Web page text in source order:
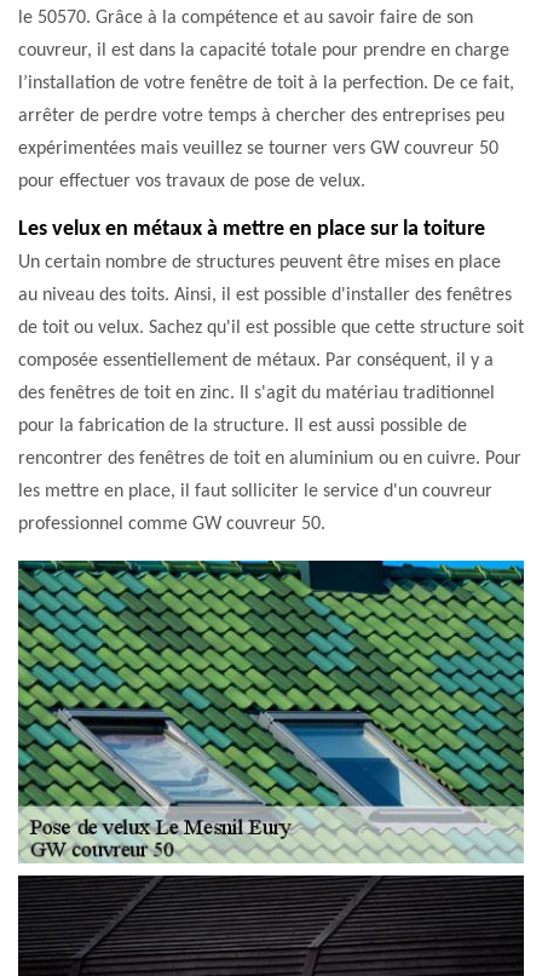
le 50570. Grâce à la compétence et au savoir faire de son
couvreur, il est dans la capacité totale pour prendre en charge
l’installation de votre fenêtre de toit à la perfection. De ce fait,
arrêter de perdre votre temps à chercher des entreprises peu
expérimentées mais veuillez se tourner vers GW couvreur 50
pour effectuer vos travaux de pose de velux.
Les velux en métaux à mettre en place sur la toiture
Un certain nombre de structures peuvent être mises en place
au niveau des toits. Ainsi, il est possible d'installer des fenêtres
de toit ou velux. Sachez qu'il est possible que cette structure soit
composée essentiellement de métaux. Par conséquent, il y a
des fenêtres de toit en zinc. Il s'agit du matériau traditionnel
pour la fabrication de la structure. Il est aussi possible de
rencontrer des fenêtres de toit en aluminium ou en cuivre. Pour
les mettre en place, il faut solliciter le service d'un couvreur
professionnel comme GW couvreur 50.